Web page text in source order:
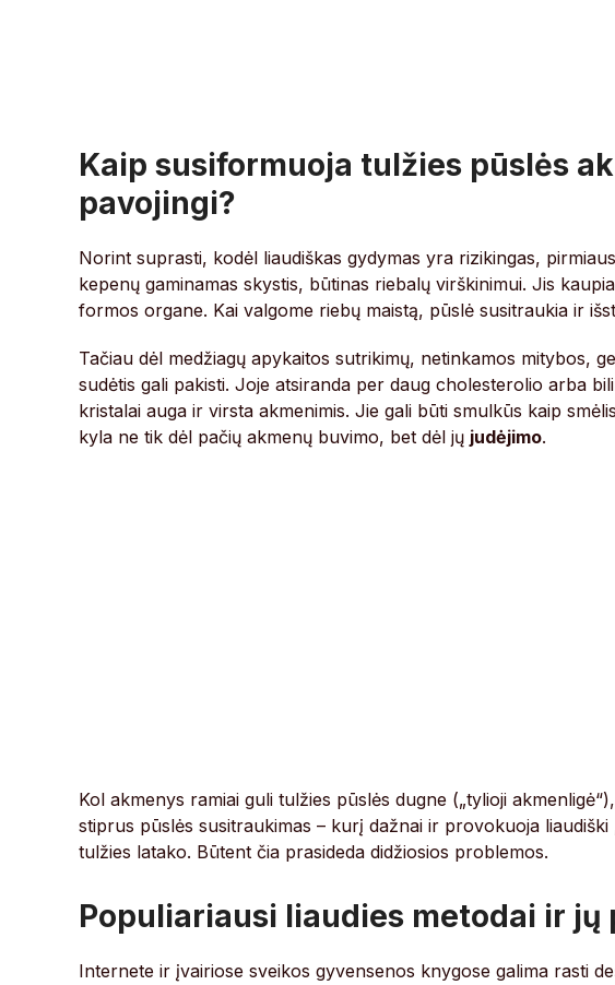
Kaip susiformuoja tulžies pūslės
pavojingi?
Norint suprasti, kodėl liaudiškas gydymas yra rizikingas,
kepenų gaminamas skystis, būtinas riebalų virškinimui. Jis
formos organe. Kai valgome riebų maistą, pūslė susitraukia ir
Tačiau dėl medžiagų apykaitos sutrikimų, netinkamos mitybos,
sudėtis gali pakisti. Joje atsiranda per daug cholesterolio arba
kristalai auga ir virsta akmenimis. Jie gali būti smulkūs kaip
kyla ne tik dėl pačių akmenų buvimo, bet dėl jų judėjimo.
Kol akmenys ramiai guli tulžies pūslės dugne („tylioji
stiprus pūslės susitraukimas – kurį dažnai ir provokuoja liaudiški
tulžies latako. Būtent čia prasideda didžiosios problemos.
Populiariausi liaudies metodai ir jų
Internete ir įvairiose sveikos gyvensenos knygose galima rasti